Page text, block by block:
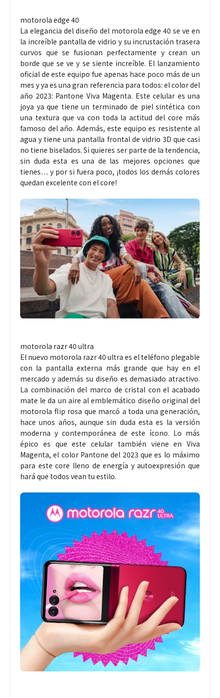
motorola edge 40
La elegancia del diseño del motorola edge 40 se ve en
la increíble pantalla de vidrio y su incrustación trasera
curvos que se fusionan perfectamente y crean un
borde que se ve y se siente increíble. El lanzamiento
oficial de este equipo fue apenas hace poco más de un
mes y ya es una gran referencia para todos: el color del
año 2023: Pantone Viva Magenta. Este celular es una
joya ya que tiene un terminado de piel sintética con
una textura que va con toda la actitud del core más
famoso del año. Además, este equipo es resistente al
agua y tiene una pantalla frontal de vidrio 3D que casi
no tiene biselados. Si quieres ser parte de la tendencia,
sin duda esta es una de las mejores opciones que
tienes… y por si fuera poco, ¡todos los demás colores
quedan excelente con el core!
motorola razr 40 ultra
El nuevo motorola razr 40 ultra es el teléfono plegable
con la pantalla externa más grande que hay en el
mercado y además su diseño es demasiado atractivo.
La combinación del marco de cristal con el acabado
mate le da un aire al emblemático diseño original del
motorola flip rosa que marcó a toda una generación,
hace unos años, aunque sin duda esta es la versión
moderna y contemporánea de este ícono. Lo más
épico es que este celular también viene en Viva
Magenta, el color Pantone del 2023 que es lo máximo
para este core lleno de energía y autoexpresión que
hará que todos vean tu estilo.